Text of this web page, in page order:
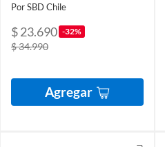
Por SBD Chile
$ 23.690 -32%
$ 34.990
Agregar